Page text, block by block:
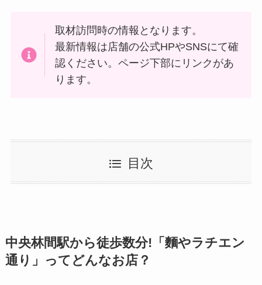
取材訪問時の情報となります。
最新情報は店舗の公式HPやSNSにて確
認ください。ページ下部にリンクがあ
ります。
目次
中央林間駅から徒歩数分!「麵やラチエン
通り」ってどんなお店？